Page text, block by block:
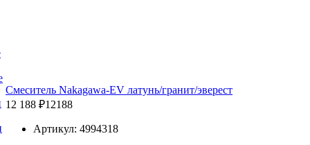
Смеситель Nakagawa-EV латунь/гранит/эверест
12 188 ₽12188
Артикул: 4994318